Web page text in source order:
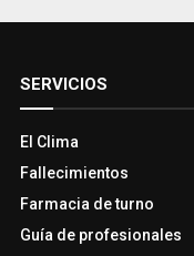
SERVICIOS
El Clima
Fallecimientos
Farmacia de turno
Guía de profesionales